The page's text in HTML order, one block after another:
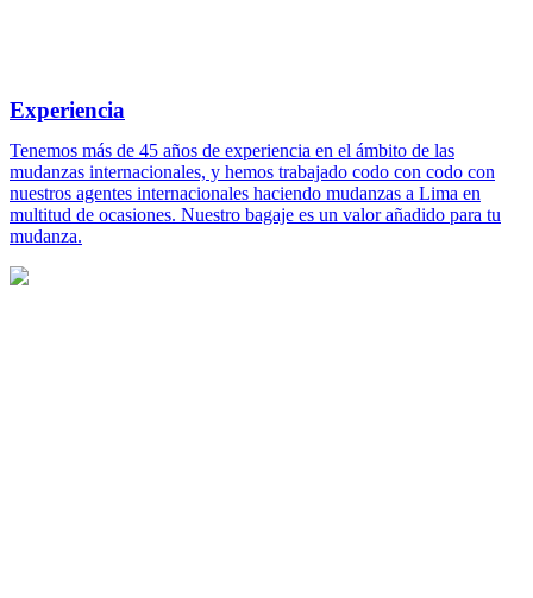
Experiencia
Tenemos más de 45 años de experiencia en el ámbito de las
mudanzas internacionales, y hemos trabajado codo con codo con
nuestros agentes internacionales haciendo mudanzas a Lima en
multitud de ocasiones. Nuestro bagaje es un valor añadido para tu
mudanza.